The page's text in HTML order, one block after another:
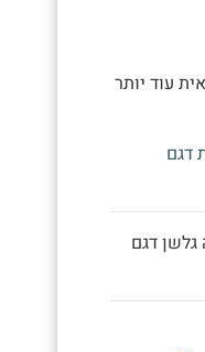
עוד יותר
דגם
דגם